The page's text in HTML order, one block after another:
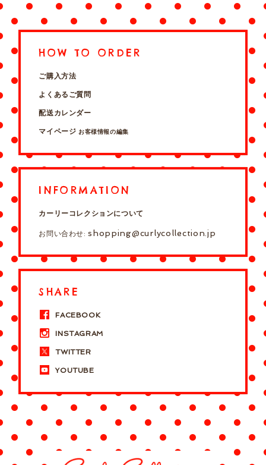
HOW TO ORDER
ご購入方法
よくあるご質問
配送カレンダー
マイページ お客様情報の編集
INFORMATION
カーリーコレクションについて
お問い合わせ:shopping@curlycollection.jp
SHARE
FACEBOOK
INSTAGRAM
TWITTER
YOUTUBE